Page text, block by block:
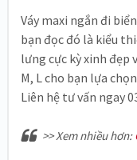
Váy maxi ngắn đi
bạn đọc đó là kiểu
lưng cực kỳ xinh đẹp
M, L cho bạn lựa
Liên hệ tư vấn ngay
>> Xem nhiều hơn: